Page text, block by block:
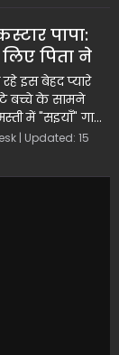
को देखकर आप
पापा:
पिता ने
इस बेहद प्यारे
बच्चे के सामने
में "सइयाँ" गाना
के ऊंचे सुर और
पर बैठा मासूम
घरेलू 'बेस्ट
| Updated: 15